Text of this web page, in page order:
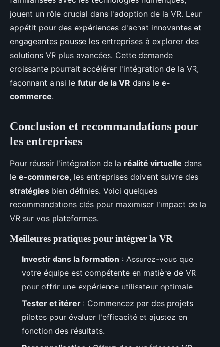
jouent un rôle crucial dans l'adoption de la VR. Leur
appétit pour des expériences d'achat innovantes et
engageantes pousse les entreprises à explorer des
solutions VR plus avancées. Cette demande
croissante pourrait accélérer l'intégration de la VR,
façonnant ainsi le futur de la VR dans le e-
commerce.
Conclusion et recommandations pour
les entreprises
Pour réussir l'intégration de la réalité virtuelle dans
le e-commerce, les entreprises doivent suivre des
stratégies bien définies. Voici quelques
recommandations clés pour maximiser l'impact de la
VR sur vos plateformes.
Meilleures pratiques pour intégrer la VR
Investir dans la formation : Assurez-vous que
votre équipe est compétente en matière de VR
pour offrir une expérience utilisateur optimale.
Tester et itérer : Commencez par des projets
pilotes pour évaluer l'efficacité et ajustez en
fonction des résultats.